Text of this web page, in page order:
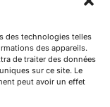
des technologies telles
des appareils.
de traiter des données
sur ce site. Le
peut avoir un effet